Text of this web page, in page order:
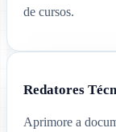
de cursos.
Redatores
Aprimore a